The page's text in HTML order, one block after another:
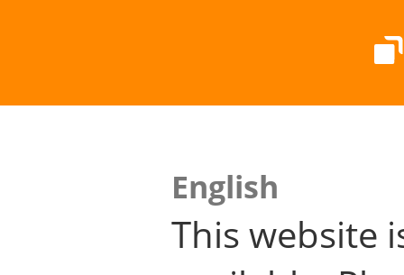
English
This website